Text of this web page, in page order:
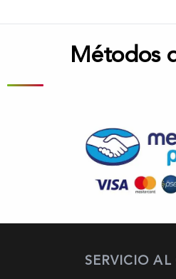
Métodos
SERVICIO AL